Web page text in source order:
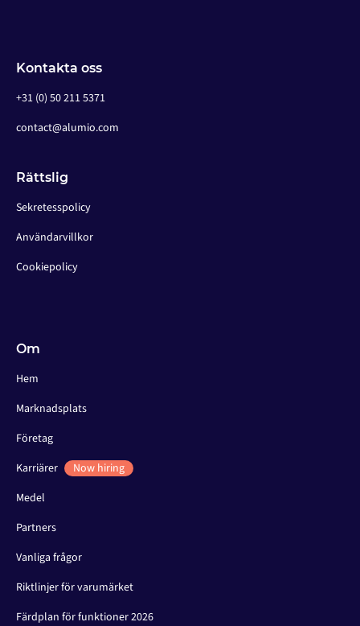
Kontakta oss
+31 (0) 50 211 5371
contact@alumio.com
Rättslig
Sekretesspolicy
Användarvillkor
Cookiepolicy
Om
Hem
Marknadsplats
Företag
Karriärer
Now hiring
Medel
Partners
Vanliga frågor
Riktlinjer för varumärket
Färdplan för funktioner 2026